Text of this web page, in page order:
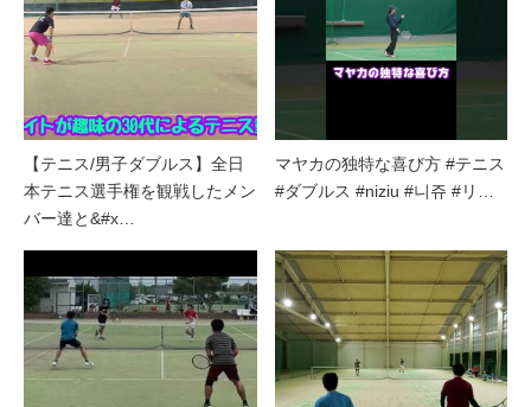
【テニス/男子ダブルス】全日
本テニス選手権を観戦したメン
バー達と&#x…
マヤカの独特な喜び方 #テニス
#ダブルス #niziu #니쥬 #リ…